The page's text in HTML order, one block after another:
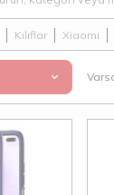
Kılıflar Xiaomi